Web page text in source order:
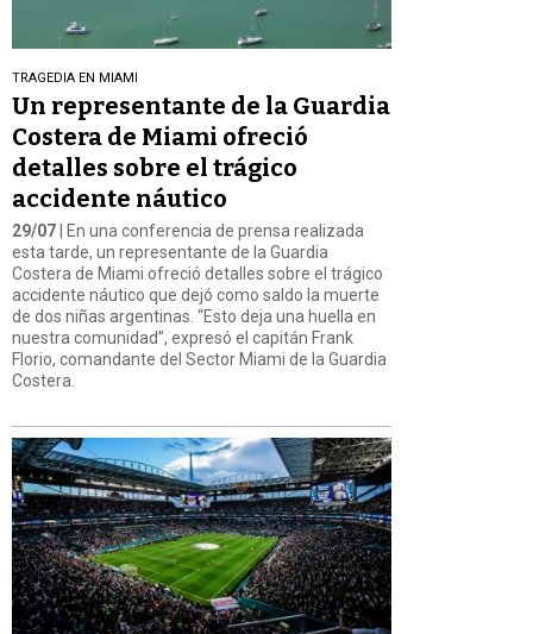
TRAGEDIA EN MIAMI
Un representante de la Guardia
Costera de Miami ofreció
detalles sobre el trágico
accidente náutico
29/07 | En una conferencia de prensa realizada
esta tarde, un representante de la Guardia
Costera de Miami ofreció detalles sobre el trágico
accidente náutico que dejó como saldo la muerte
de dos niñas argentinas. “Esto deja una huella en
nuestra comunidad”, expresó el capitán Frank
Florio, comandante del Sector Miami de la Guardia
Costera.